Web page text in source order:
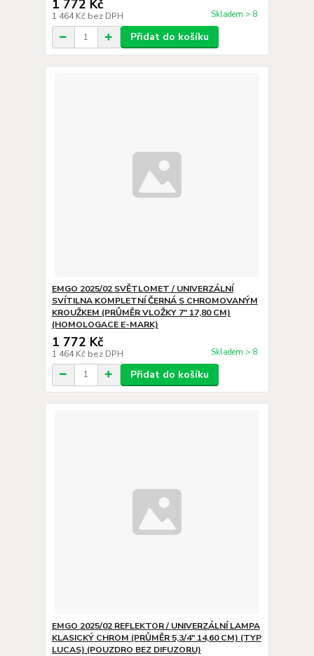
1 772 Kč
1 464 Kč bez DPH Skladem > 8
Přidat do košíku
EMGO 2025/02 SVĚTLOMET / UNIVERZÁLNÍ
SVÍTILNA KOMPLETNÍ ČERNÁ S CHROMOVANÝM
KROUŽKEM (PRŮMĚR VLOŽKY 7" 17,80 CM)
(HOMOLOGACE E-MARK)
1 772 Kč
1 464 Kč bez DPH Skladem > 8
Přidat do košíku
EMGO 2025/02 REFLEKTOR / UNIVERZÁLNÍ LAMPA
KLASICKÝ CHROM (PRŮMĚR 5,3/4" 14,60 CM) (TYP
LUCAS) (POUZDRO BEZ DIFUZORU)